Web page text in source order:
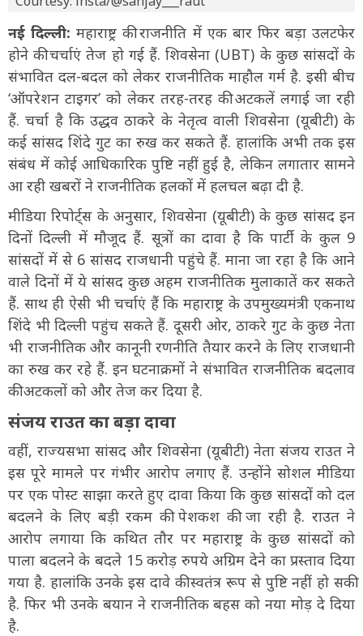
नई दिल्ली: महाराष्ट्र की राजनीति में एक बार फिर बड़ा उलटफेर
होने की चर्चाएं तेज हो गई हैं. शिवसेना (UBT) के कुछ सांसदों के
संभावित दल-बदल को लेकर राजनीतिक माहौल गर्म है. इसी बीच
‘ऑपरेशन टाइगर’ को लेकर तरह-तरह की अटकलें लगाई जा रही
हैं. चर्चा है कि उद्धव ठाकरे के नेतृत्व वाली शिवसेना (यूबीटी) के
कई सांसद शिंदे गुट का रुख कर सकते हैं. हालांकि अभी तक इस
संबंध में कोई आधिकारिक पुष्टि नहीं हुई है, लेकिन लगातार सामने
आ रही खबरों ने राजनीतिक हलकों में हलचल बढ़ा दी है.
मीडिया रिपोर्ट्स के अनुसार, शिवसेना (यूबीटी) के कुछ सांसद इन
दिनों दिल्ली में मौजूद हैं. सूत्रों का दावा है कि पार्टी के कुल 9
सांसदों में से 6 सांसद राजधानी पहुंचे हैं. माना जा रहा है कि आने
वाले दिनों में ये सांसद कुछ अहम राजनीतिक मुलाकातें कर सकते
हैं. साथ ही ऐसी भी चर्चाएं हैं कि महाराष्ट्र के उपमुख्यमंत्री एकनाथ
शिंदे भी दिल्ली पहुंच सकते हैं. दूसरी ओर, ठाकरे गुट के कुछ नेता
भी राजनीतिक और कानूनी रणनीति तैयार करने के लिए राजधानी
का रुख कर रहे हैं. इन घटनाक्रमों ने संभावित राजनीतिक बदलाव
की अटकलों को और तेज कर दिया है.
संजय राउत का बड़ा दावा
वहीं, राज्यसभा सांसद और शिवसेना (यूबीटी) नेता संजय राउत ने
इस पूरे मामले पर गंभीर आरोप लगाए हैं. उन्होंने सोशल मीडिया
पर एक पोस्ट साझा करते हुए दावा किया कि कुछ सांसदों को दल
बदलने के लिए बड़ी रकम की पेशकश की जा रही है. राउत ने
आरोप लगाया कि कथित तौर पर महाराष्ट्र के कुछ सांसदों को
पाला बदलने के बदले 15 करोड़ रुपये अग्रिम देने का प्रस्ताव दिया
गया है. हालांकि उनके इस दावे की स्वतंत्र रूप से पुष्टि नहीं हो सकी
है. फिर भी उनके बयान ने राजनीतिक बहस को नया मोड़ दे दिया
है.